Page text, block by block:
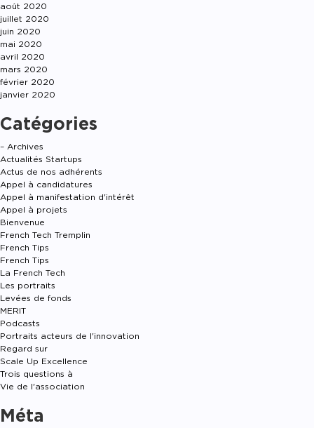
août 2020
juillet 2020
juin 2020
mai 2020
avril 2020
mars 2020
février 2020
janvier 2020
Catégories
– Archives
Actualités Startups
Actus de nos adhérents
Appel à candidatures
Appel à manifestation d'intérêt
Appel à projets
Bienvenue
French Tech Tremplin
French Tips
French Tips
La French Tech
Les portraits
Levées de fonds
MERIT
Podcasts
Portraits acteurs de l'innovation
Regard sur
Scale Up Excellence
Trois questions à
Vie de l'association
Méta